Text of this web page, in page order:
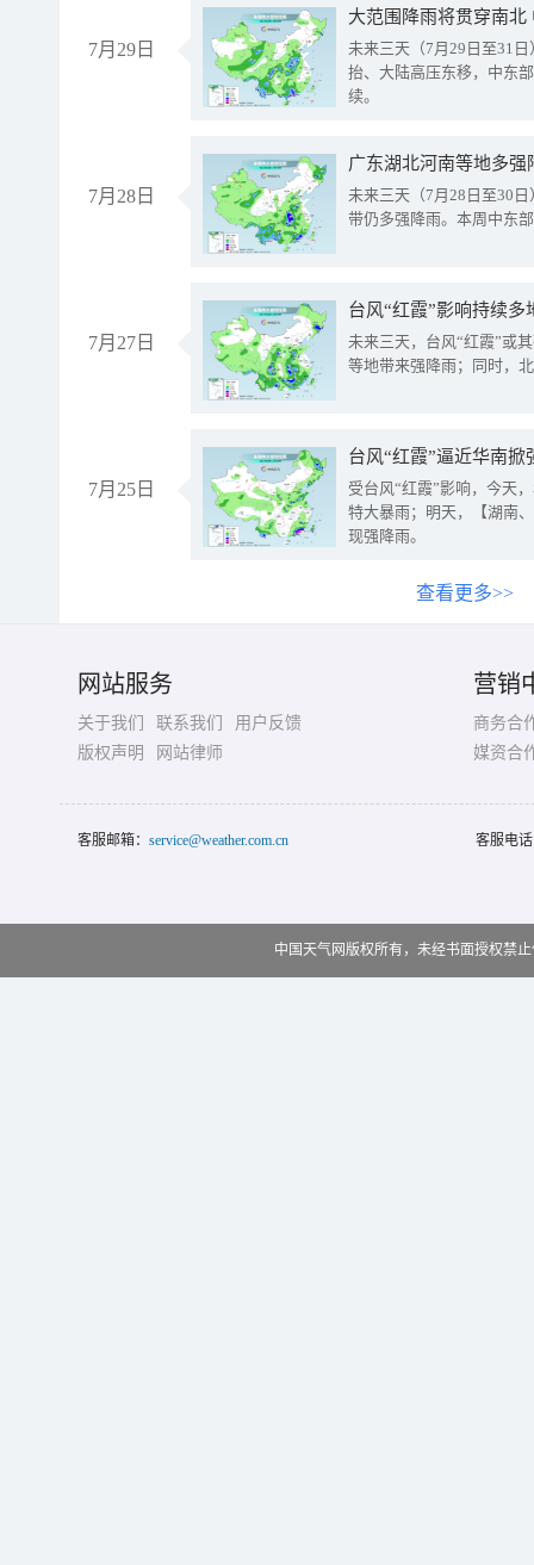
7月29日
大范围降雨将贯穿南
未来三天（7月29日至31
抬、大陆高压东移，中东
续。
7月28日
广东湖北河南等地多
未来三天（7月28日至30
带仍多强降雨。本周中东
7月27日
台风“红霞”影响持续
未来三天，台风“红霞”或
等地带来强降雨；同时，
7月25日
台风“红霞”逼近华南
受台风“红霞”影响，今天
特大暴雨；明天，【湖南
现强降雨。
查看更多>>
网站服务
关于我们 联系我们
用户反馈
版权声明
网站律师
营销
商务合
媒资合
客服邮箱： service@weather.com.cn 客服电
中国天气网版权所有，未经书面授权